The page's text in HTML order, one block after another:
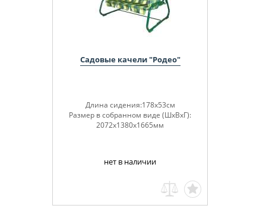
Садовые качели "Родео"
Длина сидения:178х53см
Размер в собранном виде (ШхВхГ):
2072х1380х1665мм
нет в наличии